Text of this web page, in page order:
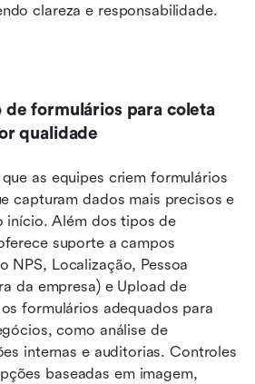
clareza e responsabilidade.
de formulários para coleta
qualidade
as equipes criem formulários
capturam dados mais precisos e
início. Além dos tipos de
suporte a campos
NPS, Localização, Pessoa
da empresa) e Upload de
formulários adequados para
como análise de
internas e auditorias. Controles
baseadas em imagem,